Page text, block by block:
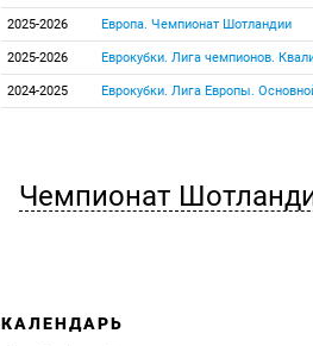
2025-2026 Европа. Чемпионат Шотландии
2025-2026 Еврокубки. Лига чемпионов.
2024-2025 Еврокубки. Лига Европы.
Чемпионат
КАЛЕНДАРЬ